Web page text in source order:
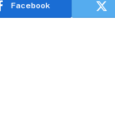
Facebook